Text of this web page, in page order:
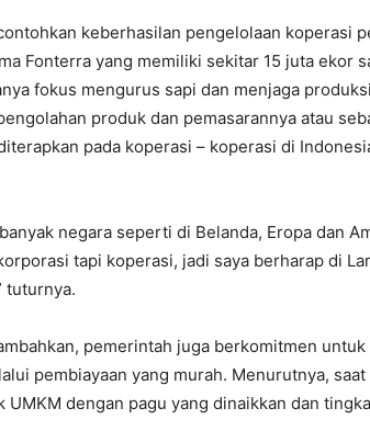
keberhasilan pengelolaan koperasi
Fonterra yang memiliki sekitar 15 juta ekor
fokus mengurus sapi dan menjaga
produk dan pemasarannya atau
pada koperasi – koperasi di
negara seperti di Belanda, Eropa dan
tapi koperasi, jadi saya berharap di
tuturnya.
pemerintah juga berkomitmen
pembiayaan yang murah. Menurutnya,
UMKM dengan pagu yang dinaikkan dan